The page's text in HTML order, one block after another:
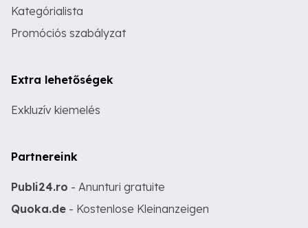
Kategórialista
Promóciós szabályzat
Extra lehetőségek
Exkluzív kiemelés
Partnereink
Publi24.ro - Anunturi gratuite
Quoka.de - Kostenlose Kleinanzeigen